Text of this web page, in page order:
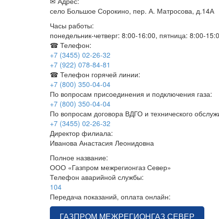
село Большое Сорокино, пер. А. Матросова, д.14А
Часы работы:
понедельник-четверг: 8:00-16:00, пятница: 8:00-
☎ Телефон:
+7 (3455) 02-26-32
+7 (922) 078-84-81
☎ Телефон горячей линии:
+7 (800) 350-04-04
По вопросам присоединения и подключения газа:
+7 (800) 350-04-04
По вопросам договора ВДГО и технического
+7 (3455) 02-26-32
Директор филиала:
Иванова Анастасия Леонидовна
Полное название:
ООО «Газпром межрегионгаз Север»
Телефон аварийной службы:
104
Передача показаний, оплата онлайн:
ГАЗПРОМ МЕЖРЕГИОНГАЗ СЕВЕР